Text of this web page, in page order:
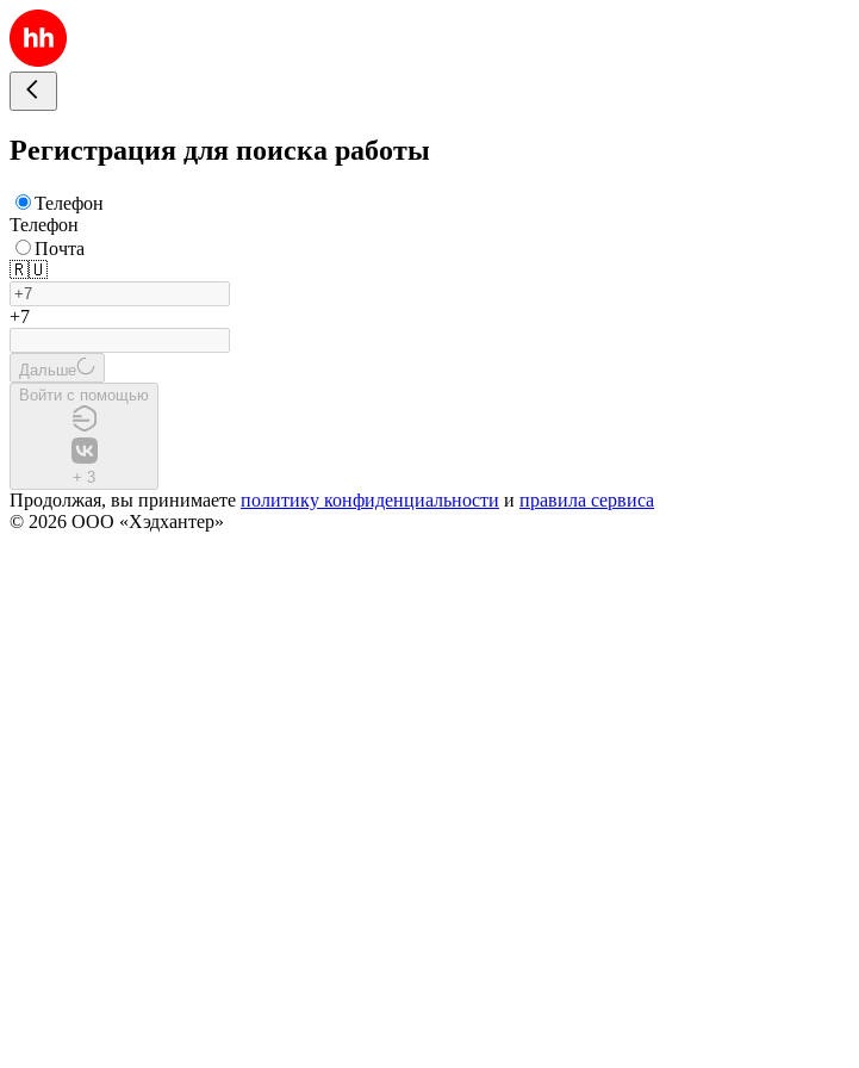
Регистрация для поиска работы
Телефон
Телефон
Почта
🇷🇺
+7
Дальше
Войти с помощью
+ 3
Продолжая, вы принимаете политику конфиденциальности и правила сервиса
© 2026 ООО «Хэдхантер»